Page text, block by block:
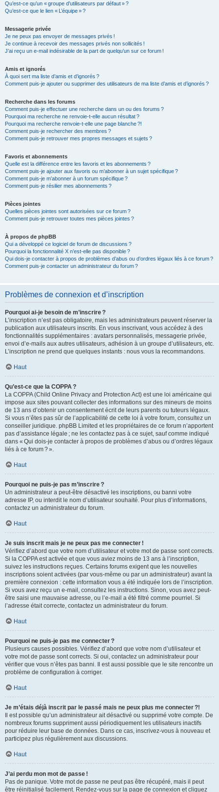
Qu’est-ce qu’un « groupe d’utilisateurs par défaut » ?
Qu’est-ce que le lien « L’équipe » ?
Messagerie privée
Je ne peux pas envoyer de messages privés !
Je continue à recevoir des messages privés non sollicités !
J’ai reçu un e-mail indésirable de la part de quelqu’un sur ce forum !
Amis et ignorés
À quoi sert ma liste d’amis et d’ignorés ?
Comment puis-je ajouter ou supprimer des utilisateurs de ma liste d’amis et d’ignorés ?
Recherche dans les forums
Comment puis-je effectuer une recherche dans un ou des forums ?
Pourquoi ma recherche ne renvoie-t-elle aucun résultat ?
Pourquoi ma recherche renvoie-t-elle une page blanche ?!
Comment puis-je rechercher des membres ?
Comment puis-je retrouver mes propres messages et sujets ?
Favoris et abonnements
Quelle est la différence entre les favoris et les abonnements ?
Comment puis-je ajouter aux favoris ou m’abonner à un sujet spécifique ?
Comment puis-je m’abonner à un forum spécifique ?
Comment puis-je résilier mes abonnements ?
Pièces jointes
Quelles pièces jointes sont autorisées sur ce forum ?
Comment puis-je retrouver toutes mes pièces jointes ?
À propos de phpBB
Qui a développé ce logiciel de forum de discussions ?
Pourquoi la fonctionnalité X n’est-elle pas disponible ?
Qui dois-je contacter à propos de problèmes d’abus ou d’ordres légaux liés à ce forum ?
Comment puis-je contacter un administrateur du forum ?
Problèmes de connexion et d’inscription
Pourquoi ai-je besoin de m’inscrire ?
L’inscription n’est pas obligatoire, mais les administrateurs peuvent réserver la
publication aux utilisateurs inscrits. En vous inscrivant, vous accédez à des
fonctionnalités supplémentaires : avatars personnalisés, messagerie privée,
envoi d’e-mails aux autres utilisateurs, adhésion à un groupe d’utilisateurs, etc.
L’inscription ne prend que quelques instants : nous vous la recommandons.
Haut
Qu’est-ce que la COPPA ?
La COPPA (Child Online Privacy and Protection Act) est une loi américaine qui
impose aux sites pouvant collecter des informations sur des mineurs de moins
de 13 ans d’obtenir un consentement écrit de leurs parents ou tuteurs légaux.
Si vous n’êtes pas sûr de l’applicabilité de cette loi à votre forum, consultez un
conseiller juridique. phpBB Limited et les propriétaires de ce forum n’apportent
pas d’assistance légale ; ne les contactez pas à ce sujet, sauf comme indiqué
dans « Qui dois-je contacter à propos de problèmes d’abus ou d’ordres légaux
liés à ce forum ? ».
Haut
Pourquoi ne puis-je pas m’inscrire ?
Un administrateur a peut-être désactivé les inscriptions, ou banni votre
adresse IP, ou interdit le nom d’utilisateur souhaité. Pour plus d’informations,
contactez un administrateur du forum.
Haut
Je suis inscrit mais je ne peux pas me connecter !
Vérifiez d’abord que votre nom d’utilisateur et votre mot de passe sont corrects.
Si la COPPA est activée et que vous aviez moins de 13 ans à l’inscription,
suivez les instructions reçues. Certains forums exigent que les nouvelles
inscriptions soient activées (par vous-même ou par un administrateur) avant la
première connexion : cette information vous a été indiquée lors de l’inscription.
Si vous avez reçu un e-mail, consultez les instructions. Sinon, vous avez peut-
être saisi une mauvaise adresse, ou l’e-mail a été filtré comme pourriel. Si
l’adresse était correcte, contactez un administrateur du forum.
Haut
Pourquoi ne puis-je pas me connecter ?
Plusieurs causes possibles. Vérifiez d’abord que votre nom d’utilisateur et
votre mot de passe sont corrects. Si oui, contactez un administrateur pour
vérifier que vous n’êtes pas banni. Il est aussi possible que le site rencontre un
problème de configuration à corriger.
Haut
Je m’étais déjà inscrit par le passé mais ne peux plus me connecter ?!
Il est possible qu’un administrateur ait désactivé ou supprimé votre compte. De
nombreux forums suppriment aussi périodiquement les utilisateurs inactifs
pour réduire leur base de données. Dans ce cas, inscrivez-vous à nouveau et
participez plus régulièrement aux discussions.
Haut
J’ai perdu mon mot de passe !
Pas de panique. Votre mot de passe ne peut pas être récupéré, mais il peut
être réinitialisé facilement. Rendez-vous sur la page de connexion et cliquez